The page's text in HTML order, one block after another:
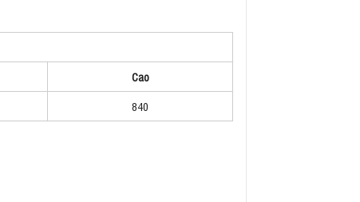
Cao
840